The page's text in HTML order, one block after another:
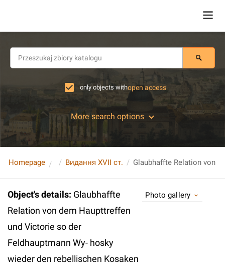
only objects withopen access
More search options
Homepage Видання XVII ст.
Object's details: Glaubhaffte
Relation von dem Haupttreffen
und Victorie so der
Feldhauptmann Wy- hosky
wieder den rebellischen Kosaken
Photo gallery